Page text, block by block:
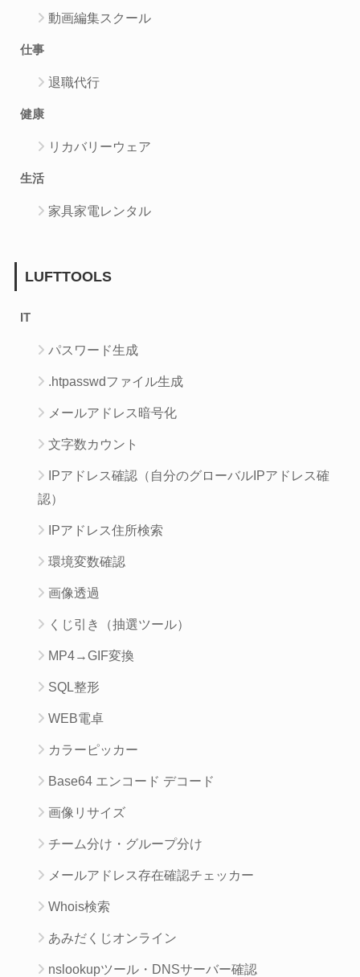
動画編集スクール
仕事
退職代行
健康
リカバリーウェア
生活
家具家電レンタル
LUFTTOOLS
IT
パスワード生成
.htpasswdファイル生成
メールアドレス暗号化
文字数カウント
IPアドレス確認（自分のグローバルIPアドレス確
認）
IPアドレス住所検索
環境変数確認
画像透過
くじ引き（抽選ツール）
MP4→GIF変換
SQL整形
WEB電卓
カラーピッカー
Base64 エンコード デコード
画像リサイズ
チーム分け・グループ分け
メールアドレス存在確認チェッカー
Whois検索
あみだくじオンライン
nslookupツール・DNSサーバー確認